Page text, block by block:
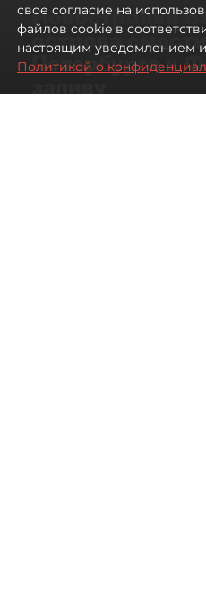
Новостройки
острова
Петербурга к
заливу
свое согласие на
файлов cookie в
настоящим уведомлением и
Политикой о